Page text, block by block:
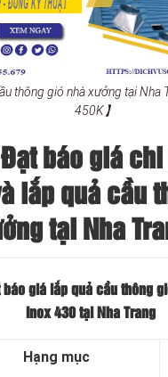
thông gió nhà xưởng tại Nha
450K】
báo giá
lắp quả cầu
tại Nha
báo giá lắp quả cầu thông
Inox 430 tại Nha Trang
Hạng mục